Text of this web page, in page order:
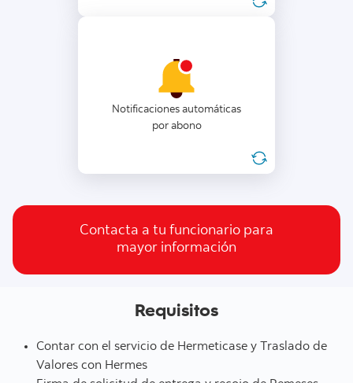
Notificaciones automáticas
por abono
Notificaciones automáticas
por correo electrónico,
identificando el cofre, importe,
moneda y local.
Contacta a tu funcionario para
mayor información
Requisitos
Contar con el servicio de Hermeticase y Traslado de
Valores con Hermes